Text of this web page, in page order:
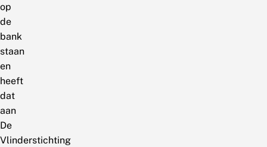
op
de
bank
staan
en
heeft
dat
aan
De
Vlinderstichting